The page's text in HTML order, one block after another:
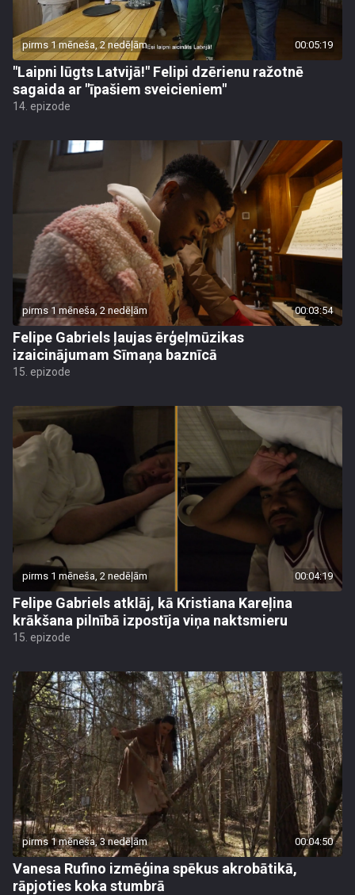
pirms 1 mēneša, 2 nedēļām 00:05:19
"Laipni lūgts Latvijā!" Felipi dzērienu ražotnē
sagaida ar "īpašiem sveicieniem"
14. epizode
pirms 1 mēneša, 2 nedēļām 00:03:54
Felipe Gabriels ļaujas ērģeļmūzikas
izaicinājumam Sīmaņa baznīcā
15. epizode
pirms 1 mēneša, 2 nedēļām 00:04:19
Felipe Gabriels atklāj, kā Kristiana Kareļina
krākšana pilnībā izpostīja viņa naktsmieru
15. epizode
pirms 1 mēneša, 3 nedēļām 00:04:50
Vanesa Rufino izmēģina spēkus akrobātikā,
rāpjoties koka stumbrā